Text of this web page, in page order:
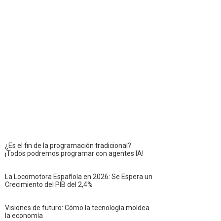
¿Es el fin de la programación tradicional?
¡Todos podremos programar con agentes IA!
La Locomotora Española en 2026: Se Espera un
Crecimiento del PIB del 2,4%
Visiones de futuro: Cómo la tecnología moldea
la economía